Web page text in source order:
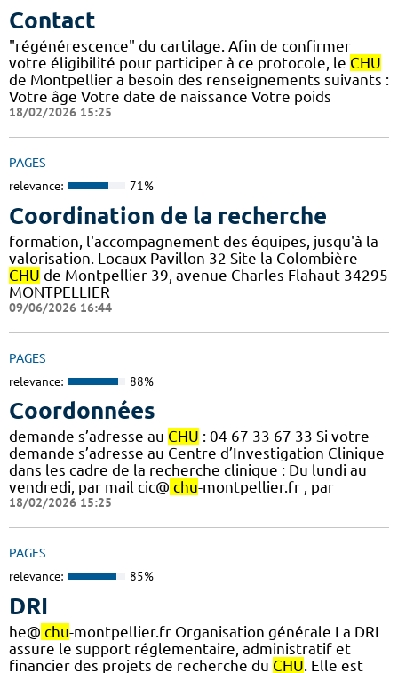
Contact
"régénérescence" du cartilage. Afin de confirmer
votre éligibilité pour participer à ce protocole, le CHU
de Montpellier a besoin des renseignements suivants :
Votre âge Votre date de naissance Votre poids
18/02/2026 15:25
PAGES
relevance: 71%
Coordination de la recherche
formation, l'accompagnement des équipes, jusqu'à la
valorisation. Locaux Pavillon 32 Site la Colombière
CHU de Montpellier 39, avenue Charles Flahaut 34295
MONTPELLIER
09/06/2026 16:44
PAGES
relevance: 88%
Coordonnées
demande s’adresse au CHU : 04 67 33 67 33 Si votre
demande s’adresse au Centre d’Investigation Clinique
dans les cadre de la recherche clinique : Du lundi au
vendredi, par mail cic@ chu-montpellier.fr , par
18/02/2026 15:25
PAGES
relevance: 85%
DRI
he@ chu-montpellier.fr Organisation générale La DRI
assure le support réglementaire, administratif et
financier des projets de recherche du CHU . Elle est